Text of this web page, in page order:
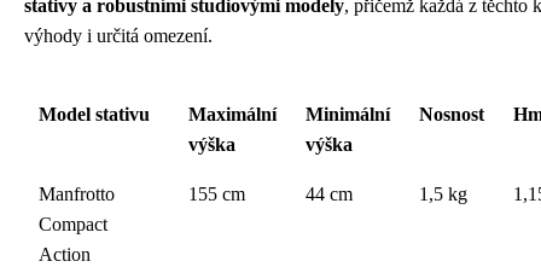
stativy a robustními studiovými modely, přičemž každá z těchto
výhody i určitá omezení.
Model stativu
Maximální
výška
Minimální
výška
Nosnost
Manfrotto
Compact
Action
155 cm 44 cm 1,5 kg